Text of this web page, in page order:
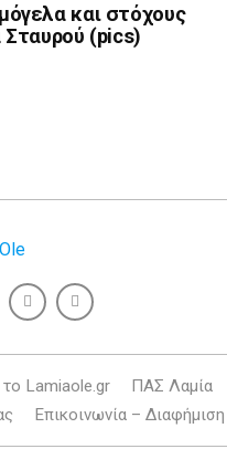
και στόχους
Σταυρού (pics)
το Lamiaole.gr
ΠΑΣ Λαμία
Επικοινωνία – Διαφήμιση